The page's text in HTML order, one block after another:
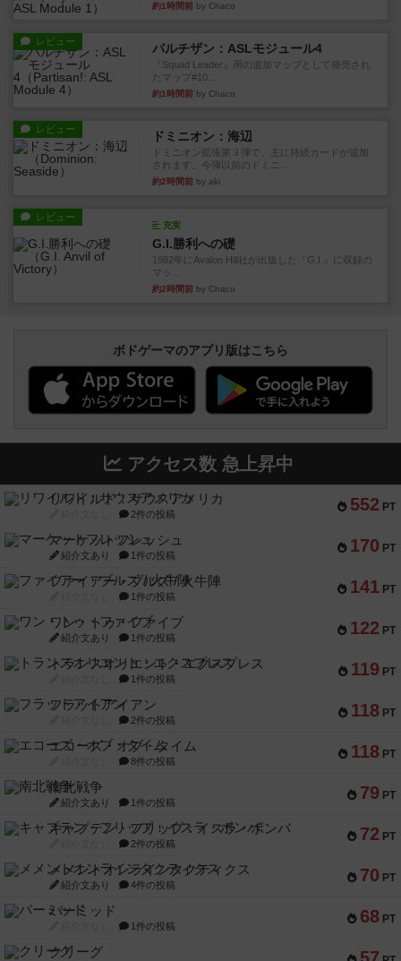
約1時間前 by Chaco
レビュー パルチザン：ASLモジュール4
『Squad Leader』用の追加マップとして発売され
たマップ#10...
約1時間前 by Chaco
レビュー ドミニオン：海辺
ドミニオン拡張第３弾で、主に持続カードが追加
されます。今弾以前のドミニ...
約2時間前 by aki
レビュー
充実
G.I.勝利への礎
1982年にAvalon Hill社が出版した『G.I.』に収録の
マッ...
約2時間前 by Chaco
ボドゲーマのアプリ版はこちら
アクセス数 急上昇中
552 PT
リワイルド：サウスアメリカ
2件の投稿
170 PT
マーケットフレッシュ
紹介文あり 1件の投稿
141 PT
ファイアー・ブルズ / 火牛陣
1件の投稿
122 PT
ワン・トゥ・ファイブ
紹介文あり 1件の投稿
119 PT
トランスオリエント・エクスプレス
1件の投稿
118 PT
フラットアイアン
2件の投稿
118 PT
エコーズ・オブ・タイム
8件の投稿
79 PT
南北戦争
紹介文あり 1件の投稿
72 PT
キャプテン・フリップ：イスラ・ボンバ
2件の投稿
70 PT
メメントオンラインタクティクス
紹介文あり 4件の投稿
68 PT
パーミッド
1件の投稿
クリーグ